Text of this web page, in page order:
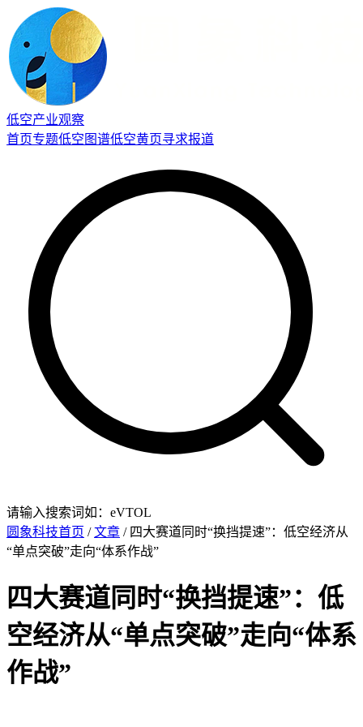
低空产业观察
首页专题低空图谱低空黄页寻求报道
请输入搜索词如：eVTOL
圆象科技首页 /文章 / 四大赛道同时“换挡提速”：低空经济从
“单点突破”走向“体系作战”
四大赛道同时“换挡提速”：低
空经济从“单点突破”走向“体系
作战”